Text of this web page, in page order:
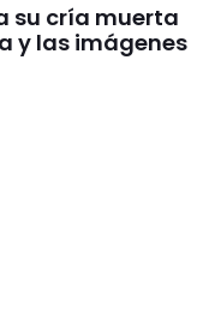
su cría muerta
y las imágenes